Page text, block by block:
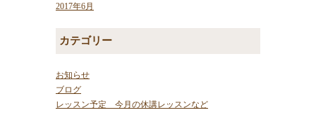
2017年6月
カテゴリー
お知らせ
ブログ
レッスン予定 今月の休講レッスンなど